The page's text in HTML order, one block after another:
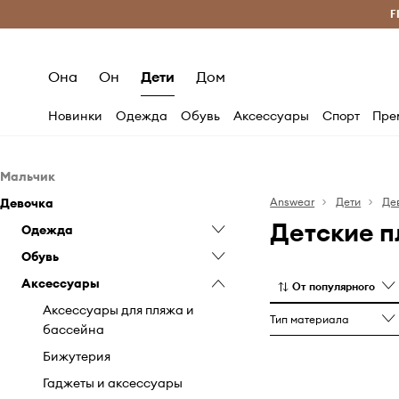
Бесплатная доставка из ЕС (от 2800 грн)
Она Он Дети Дом
Новинки Одежда Обувь Аксессуары Спорт
Мальчик
Одежда
Боди
Джинсы
Комплекты
Кофты
Куртки и пальто
Купальная одежда
Пиджаки и костюмы
Обувь
Обувь для младенцев
Резиновые сапоги
Эспадрильи
Зимняя
Кеды
Кросcовки лайфстайл
Аксессуары
Аксессуары для пляжа и
бассейна
Гаджеты и аксессуары
Кошельки
Часы
Девочка
Одежда
Блузки и рубашки
Боди
Джинсы
Комбинезоны
Комплекты
Кофты
Обувь
Балетки
Обувь для младенцев
Резиновые сапоги
Эспадрильи
Зимняя
Аксессуары
Аксессуары для пляжа и
бассейна
Бижутерия
Гаджеты и аксессуары
Answear Дети
Детские
От популярного
Тип материала